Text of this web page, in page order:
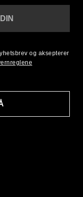
og aksepterer